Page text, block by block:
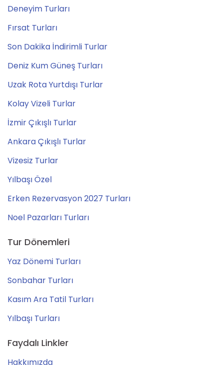
Deneyim Turları
Fırsat Turları
Son Dakika İndirimli Turlar
Deniz Kum Güneş Turları
Uzak Rota Yurtdışı Turlar
Kolay Vizeli Turlar
İzmir Çıkışlı Turlar
Ankara Çıkışlı Turlar
Vizesiz Turlar
Yılbaşı Özel
Erken Rezervasyon 2027 Turları
Noel Pazarları Turları
Tur Dönemleri
Yaz Dönemi Turları
Sonbahar Turları
Kasım Ara Tatil Turları
Yılbaşı Turları
Faydalı Linkler
Hakkımızda